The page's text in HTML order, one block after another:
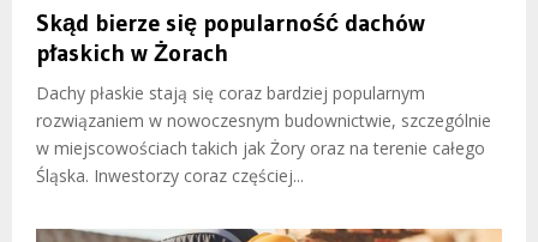
Skąd bierze się popularność dachów
płaskich w Żorach
Dachy płaskie stają się coraz bardziej popularnym
rozwiązaniem w nowoczesnym budownictwie, szczególnie
w miejscowościach takich jak Żory oraz na terenie całego
Śląska. Inwestorzy coraz częściej...